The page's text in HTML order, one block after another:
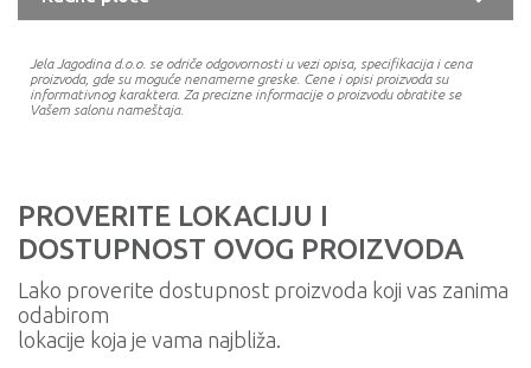
Jela Jagodina d.o.o. se odriče odgovornosti u vezi opisa, specifikacija i cena
proizvoda, gde su moguće nenamerne greske. Cene i opisi proizvoda su
informativnog karaktera. Za precizne informacije o proizvodu obratite se
Vašem salonu nameštaja.
PROVERITE LOKACIJU I
DOSTUPNOST OVOG PROIZVODA
Lako proverite dostupnost proizvoda koji vas zanima
odabirom
lokacije koja je vama najbliža.